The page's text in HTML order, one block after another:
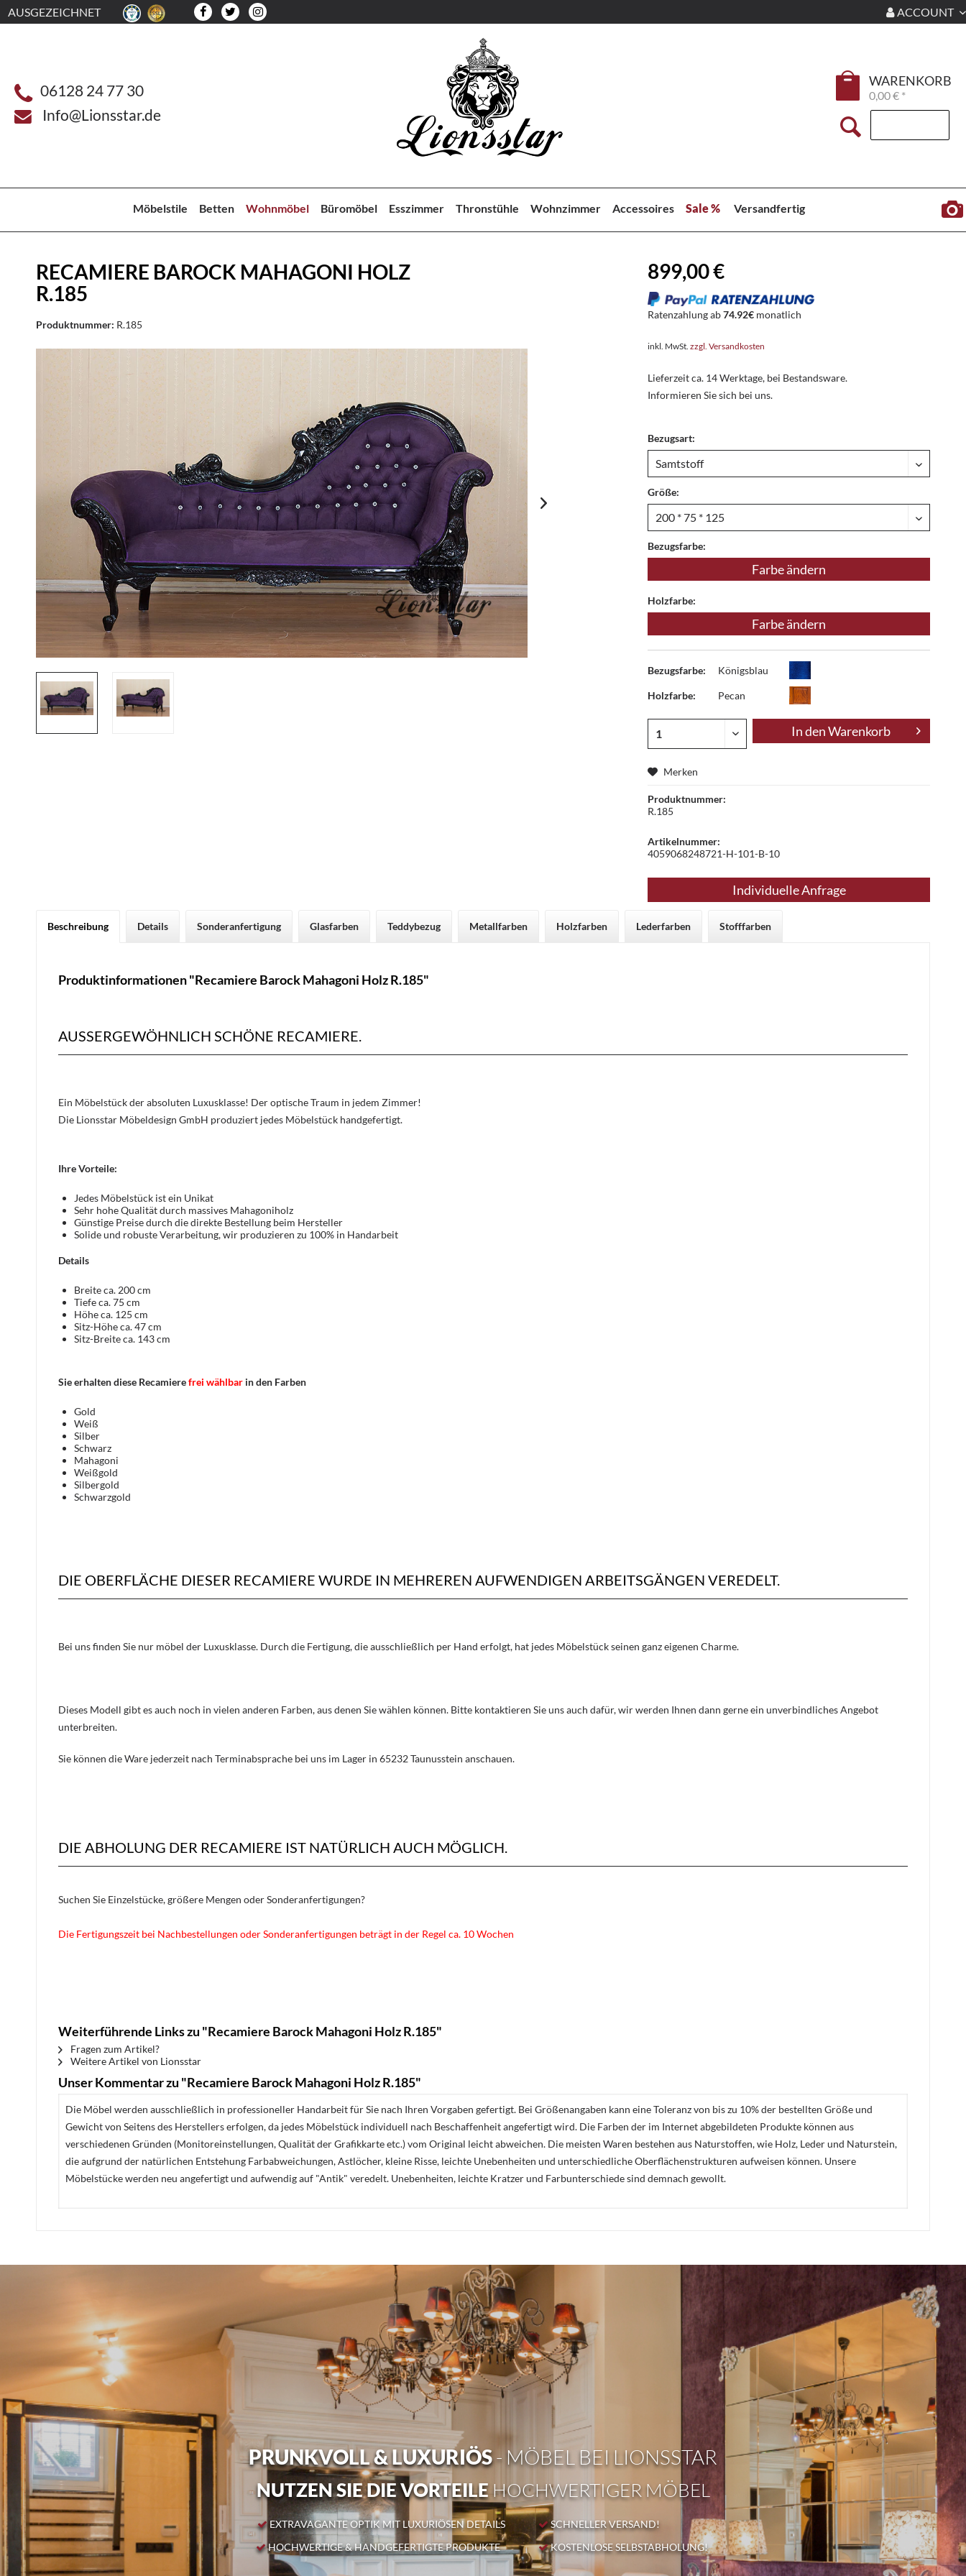
AUSGEZEICHNET ACCOUNT
06128 24 77 30
Info@Lionsstar.de
WARENKORB
0,00 € *
Möbelstile Betten Wohnmöbel Büromöbel Esszimmer Thronstühle Wohnzimmer Accessoires Sale % Versandfertig
RECAMIERE BAROCK MAHAGONI HOLZ
R.185
Produktnummer: R.185
899,00 €
Ratenzahlung ab74.92€ monatlich
inkl. MwSt.zzgl. Versandkosten
Lieferzeit ca. 14 Werktage, bei Bestandsware.
Informieren Sie sich bei uns.
Bezugsart:
Größe:
Bezugsfarbe:
Farbe ändern
Holzfarbe:
Farbe ändern
Bezugsfarbe: Königsblau
Holzfarbe: Pecan
In denWarenkorb
Merken
Produktnummer:
R.185
Artikelnummer:
4059068248721-H-101-B-10
Individuelle Anfrage
Beschreibung Details Sonderanfertigung Glasfarben Teddybezug Metallfarben Holzfarben Lederfarben Stofffarben
Produktinformationen "Recamiere Barock Mahagoni Holz R.185"
AUSSERGEWÖHNLICH SCHÖNE RECAMIERE.
Ein Möbelstück der absoluten Luxusklasse! Der optische Traum in jedem Zimmer!
Die Lionsstar Möbeldesign GmbH produziert jedes Möbelstück handgefertigt.
Ihre Vorteile:
Jedes Möbelstück ist ein Unikat
Sehr hohe Qualität durch massives Mahagoniholz
Günstige Preise durch die direkte Bestellung beim Hersteller
Solide und robuste Verarbeitung, wir produzieren zu 100% in Handarbeit
Details
Breite ca. 200 cm
Tiefe ca. 75 cm
Höhe ca. 125 cm
Sitz-Höhe ca. 47 cm
Sitz-Breite ca. 143 cm
Sie erhalten diese Recamierefrei wählbar in den Farben
Gold
Weiß
Silber
Schwarz
Mahagoni
Weißgold
Silbergold
Schwarzgold
DIE OBERFLÄCHE DIESER RECAMIERE WURDE IN MEHREREN AUFWENDIGEN ARBEITSGÄNGEN VEREDELT.
Bei uns finden Sie nur möbel der Luxusklasse. Durch die Fertigung, die ausschließlich per Hand erfolgt, hat jedes Möbelstück seinen ganz eigenen Charme.
Dieses Modell gibt es auch noch in vielen anderen Farben, aus denen Sie wählen können. Bitte kontaktieren Sie uns auch dafür, wir werden Ihnen dann gerne ein unverbindliches Angebot
unterbreiten.
Sie können die Ware jederzeit nach Terminabsprache bei uns im Lager in 65232 Taunusstein anschauen.
DIE ABHOLUNG DER RECAMIERE IST NATÜRLICH AUCH MÖGLICH.
Suchen Sie Einzelstücke, größere Mengen oder Sonderanfertigungen?
Die Fertigungszeit bei Nachbestellungen oder Sonderanfertigungen beträgt in der Regel ca. 10 Wochen
Weiterführende Links zu "Recamiere Barock Mahagoni Holz R.185"
Fragen zum Artikel?
Weitere Artikel von Lionsstar
Unser Kommentar zu "Recamiere Barock Mahagoni Holz R.185"
Die Möbel werden ausschließlich in professioneller Handarbeit für Sie nach Ihren Vorgaben gefertigt. Bei Größenangaben kann eine Toleranz von bis zu 10% der bestellten Größe und
Gewicht von Seitens des Herstellers erfolgen, da jedes Möbelstück individuell nach Beschaffenheit angefertigt wird. Die Farben der im Internet abgebildeten Produkte können aus
verschiedenen Gründen (Monitoreinstellungen, Qualität der Grafikkarte etc.) vom Original leicht abweichen. Die meisten Waren bestehen aus Naturstoffen, wie Holz, Leder und Naturstein,
die aufgrund der natürlichen Entstehung Farbabweichungen, Astlöcher, kleine Risse, leichte Unebenheiten und unterschiedliche Oberflächenstrukturen aufweisen können. Unsere
Möbelstücke werden neu angefertigt und aufwendig auf "Antik" veredelt. Unebenheiten, leichte Kratzer und Farbunterschiede sind demnach gewollt.
PRUNKVOLL & LUXURIÖS- MÖBEL BEI LIONSSTAR
NUTZEN SIE DIE VORTEILEHOCHWERTIGER MÖBEL
EXTRAVAGANTE OPTIK MIT LUXURIÖSEN DETAILS
HOCHWERTIGE & HANDGEFERTIGTE PRODUKTE
SCHNELLER VERSAND!
KOSTENLOSE SELBSTABHOLUNG!